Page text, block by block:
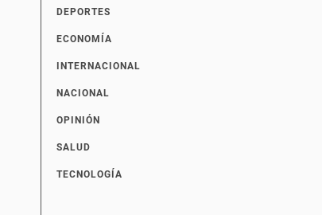
DEPORTES
ECONOMÍA
INTERNACIONAL
NACIONAL
OPINIÓN
SALUD
TECNOLOGÍA